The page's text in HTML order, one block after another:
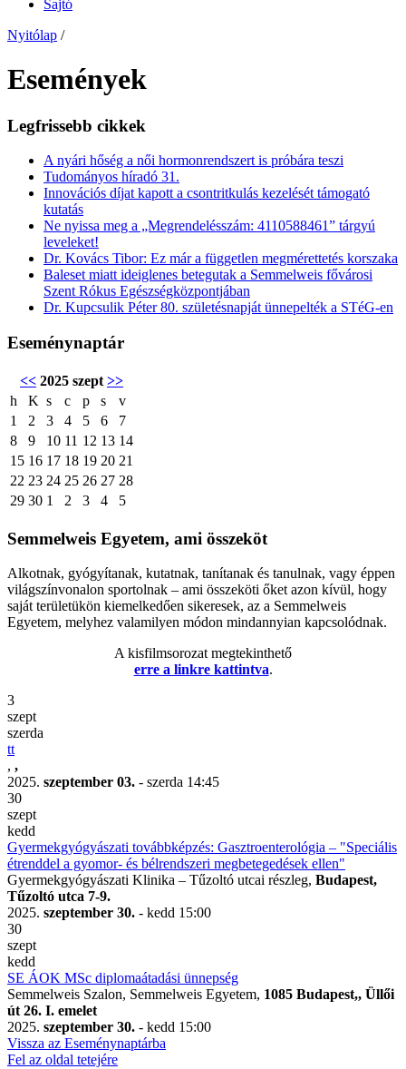
Sajtó
Nyitólap /
Események
Legfrissebb cikkek
A nyári hőség a női hormonrendszert is próbára teszi
Tudományos híradó 31.
Innovációs díjat kapott a csontritkulás kezelését támogató
kutatás
Ne nyissa meg a „Megrendelésszám: 4110588461” tárgyú
leveleket!
Dr. Kovács Tibor: Ez már a független megmérettetés korszaka
Baleset miatt ideiglenes betegutak a Semmelweis fővárosi
Szent Rókus Egészségközpontjában
Dr. Kupcsulik Péter 80. születésnapját ünnepelték a STéG-en
Eseménynaptár
<< 2025 szept >>
h
K s c p s
v
1
2 3 4 5 6
7
8
9 10 11 12 13 14
15 16 17 18 19 20 21
22 23 24 25 26 27 28
29 30 1 2 3 4 5
Semmelweis Egyetem, ami összeköt
Alkotnak, gyógyítanak, kutatnak, tanítanak és tanulnak, vagy éppen
világszínvonalon sportolnak – ami összeköti őket azon kívül, hogy
saját területükön kiemelkedően sikeresek, az a Semmelweis
Egyetem, melyhez valamilyen módon mindannyian kapcsolódnak.
A kisfilmsorozat megtekinthető
erre a linkre kattintva.
3
szept
szerda
tt
, ,
2025. szeptember 03. - szerda 14:45
30
szept
kedd
Gyermekgyógyászati továbbképzés: Gasztroenterológia – "Speciális
étrenddel a gyomor- és bélrendszeri megbetegedések ellen"
Gyermekgyógyászati Klinika – Tűzoltó utcai részleg, Budapest,
Tűzoltó utca 7-9.
2025. szeptember 30. - kedd 15:00
30
szept
kedd
SE ÁOK MSc diplomaátadási ünnepség
Semmelweis Szalon, Semmelweis Egyetem, 1085 Budapest,, Üllői
út 26. I. emelet
2025. szeptember 30. - kedd 15:00
Vissza az Eseménynaptárba
Fel az oldal tetejére